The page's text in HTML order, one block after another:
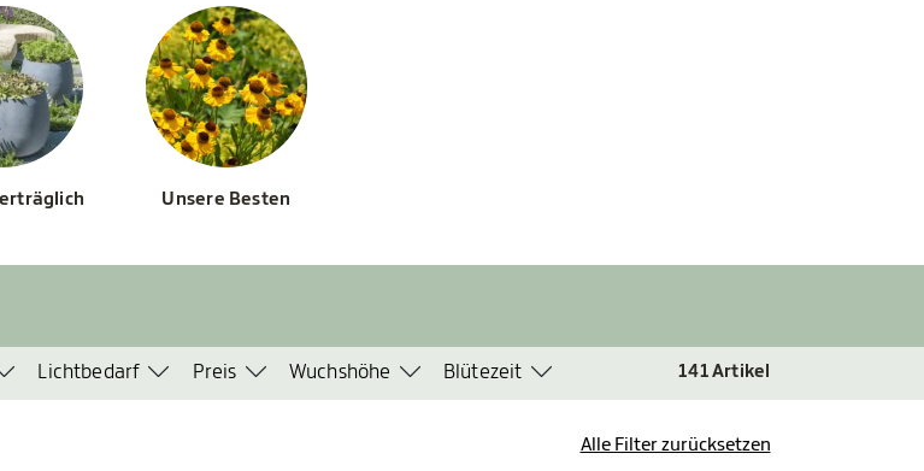
Unsere Besten
Lichtbedarf Preis Wuchshöhe Blütezeit 141Artikel
Alle Filter zurücksetzen